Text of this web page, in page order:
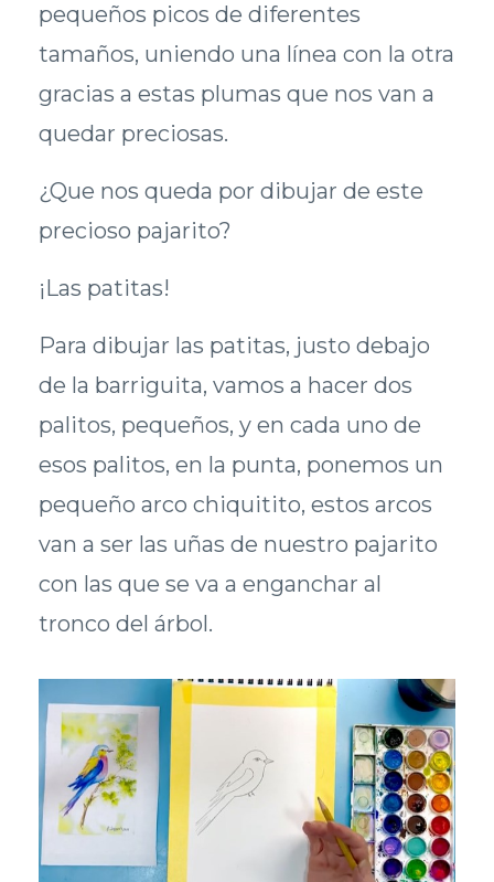
pequeños picos de diferentes
tamaños, uniendo una línea con la otra
gracias a estas plumas que nos van a
quedar preciosas.
¿Que nos queda por dibujar de este
precioso pajarito?
¡Las patitas!
Para dibujar las patitas, justo debajo
de la barriguita, vamos a hacer dos
palitos, pequeños, y en cada uno de
esos palitos, en la punta, ponemos un
pequeño arco chiquitito, estos arcos
van a ser las uñas de nuestro pajarito
con las que se va a enganchar al
tronco del árbol.